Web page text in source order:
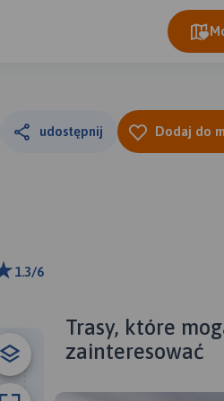
udostępnij Dodaj do
1.3/6
Trasy, które
zainteresować